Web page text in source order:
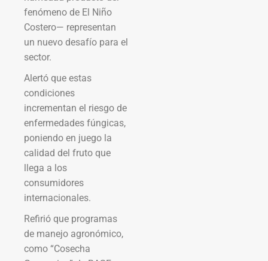
fenómeno de El Niño
Costero— representan
un nuevo desafío para el
sector.
Alertó que estas
condiciones
incrementan el riesgo de
enfermedades fúngicas,
poniendo en juego la
calidad del fruto que
llega a los
consumidores
internacionales.
Refirió que programas
de manejo agronómico,
como “Cosecha